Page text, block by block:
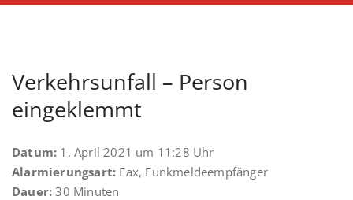
Verkehrsunfall – Person
eingeklemmt
Datum: 1. April 2021 um 11:28 Uhr
Alarmierungsart: Fax, Funkmeldeempfänger
Dauer: 30 Minuten